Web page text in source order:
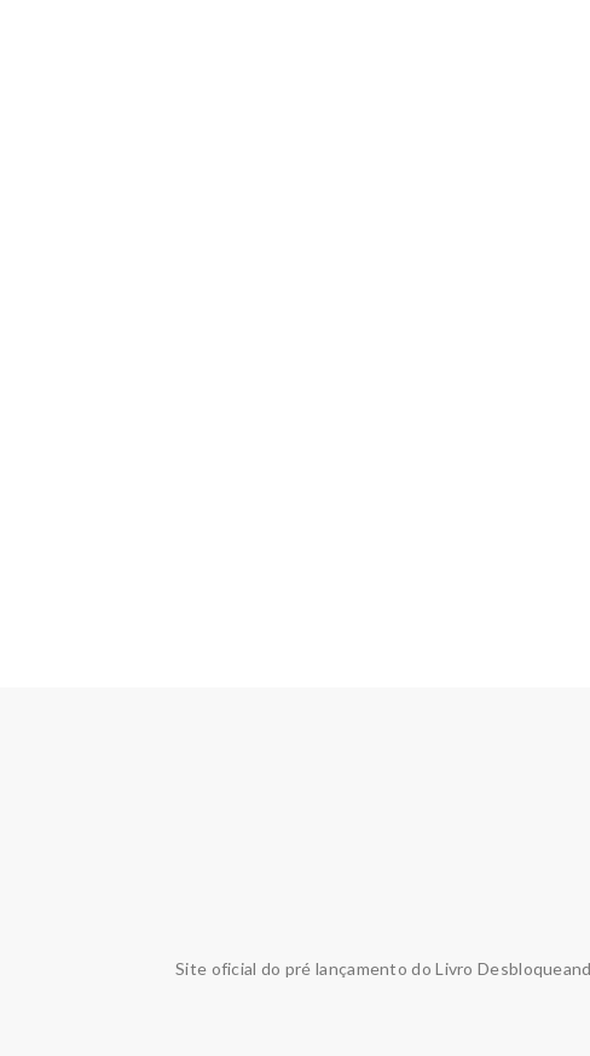
Site oficial do pré lançamento do Livro